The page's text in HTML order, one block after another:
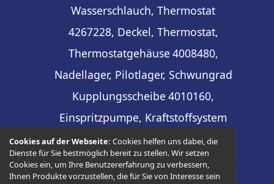
Cookies auf der Webseite:Cookies helfen uns dabei, die
Dienste für Sie bestmöglich bereit zu stellen. Wir setzen
Cookies ein, um Ihre Benutzererfahrung zu verbessern,
Ihnen Produkte vorzustellen, die für Sie von Interesse sein
Wasserschlauch, Thermostat
4267228, Deckel, Thermostat,
Thermostatgehäuse 4008480,
Nadellager, Pilotlager, Schwungrad
Kupplungsscheibe 4010160,
Einspritzpumpe, Kraftstoffsystem